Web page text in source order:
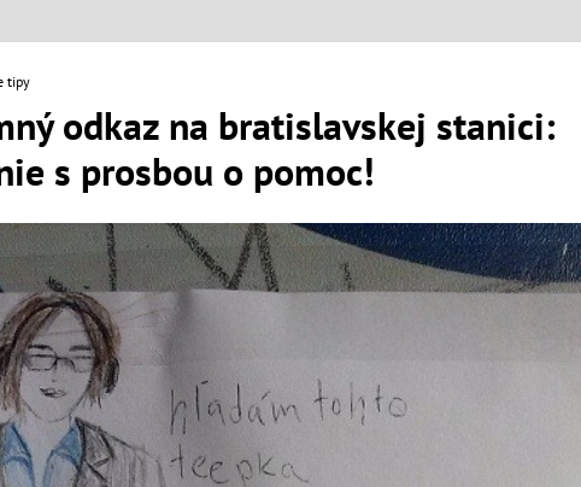
tipy
odkaz na bratislavskej stanici:
s prosbou o pomoc!